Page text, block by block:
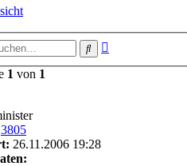
Suche
1 von 1
3805
26.11.2006 19:28